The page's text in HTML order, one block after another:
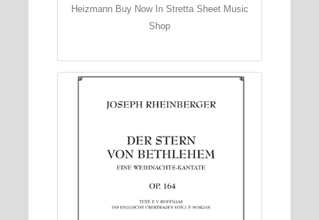
Heizmann Buy Now In Stretta Sheet Music
Shop